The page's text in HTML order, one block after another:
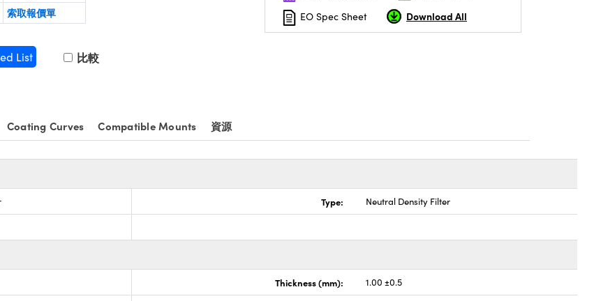
索取報價單
List 比較
EO Spec Sheet
Download All
Coating Curves Compatible Mounts 資源
Type: Neutral Density Filter
Thickness (mm): 1.00 ±0.5